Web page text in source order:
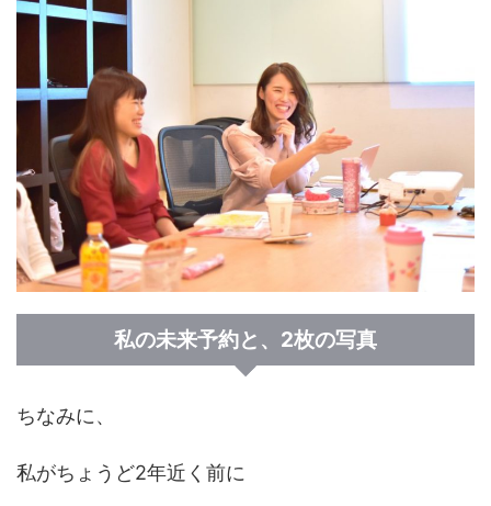
私の未来予約と、2枚の写真
ちなみに、
私がちょうど2年近く前に